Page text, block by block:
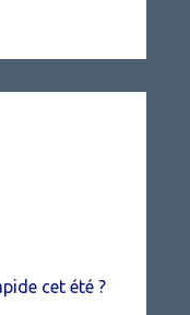
cet été ?